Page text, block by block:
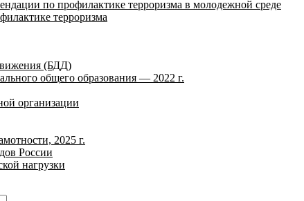
по профилактике терроризма в молодежной среде
терроризма
(БДД)
общего образования — 2022 г.
организации
2025 г.
России
нагрузки